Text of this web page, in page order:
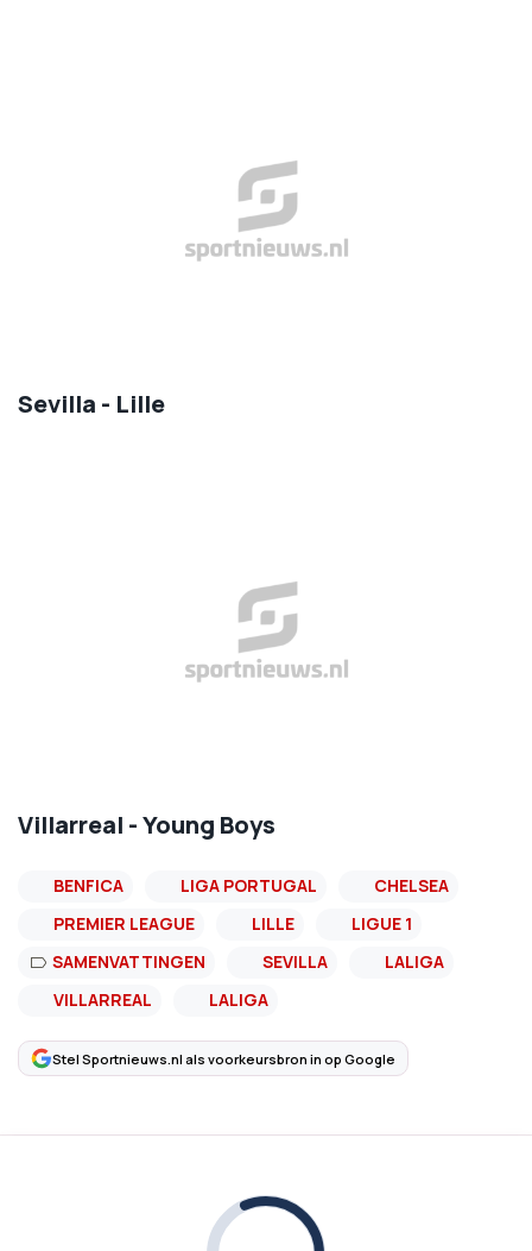
Sevilla - Lille
Villarreal - Young Boys
BENFICA LIGA PORTUGAL
CHELSEA
PREMIER LEAGUE
LILLE
LIGUE 1
SAMENVATTINGEN
SEVILLA
LALIGA
VILLARREAL
LALIGA
Stel Sportnieuws.nl als voorkeursbron in op Google